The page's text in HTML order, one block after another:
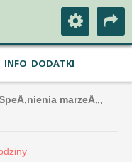
INFO DODATKI
marzeÅ„,